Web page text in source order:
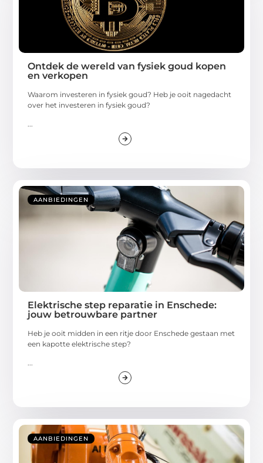
Ontdek de wereld van fysiek goud kopen
en verkopen
Waarom investeren in fysiek goud? Heb je ooit nagedacht
over het investeren in fysiek goud?
...
AANBIEDINGEN
Elektrische step reparatie in Enschede:
jouw betrouwbare partner
Heb je ooit midden in een ritje door Enschede gestaan met
een kapotte elektrische step?
...
AANBIEDINGEN